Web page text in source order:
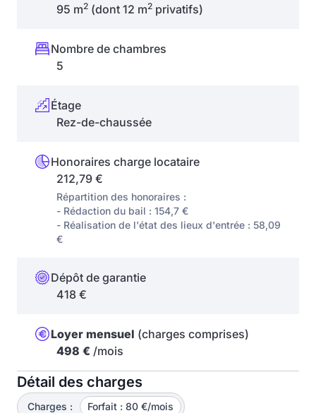
95 m2 (dont 12 m2 privatifs)
Nombre de chambres
5
Étage
Rez-de-chaussée
Honoraires charge locataire
212,79 €
Répartition des honoraires :
- Rédaction du bail : 154,7 €
- Réalisation de l'état des lieux d'entrée : 58,09
€
Dépôt de garantie
418 €
Loyer mensuel (charges comprises)
498 € /mois
Détail des charges
Charges : Forfait : 80 €/mois